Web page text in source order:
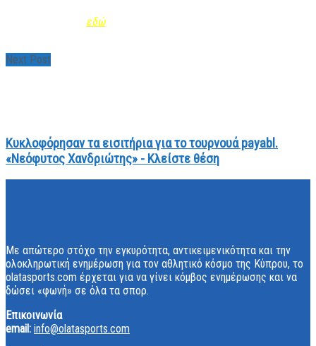
εδώ.
Next Post
Κυκλοφόρησαν τα εισιτήρια για το τουρνουά payabl.
«Νεόφυτος Χανδριώτης» - Κλείστε θέση
Με απώτερο στόχο την εγκυρότητα, αντικειμενικότητα και την
ολοκληρωτική ενημέρωση για τον αθλητικό κόσμο της Κύπρου, το
olatasports.com έρχεται για να γίνει κόμβος ενημέρωσης και να
δώσει «φωνή» σε όλα τα σπορ.
Επικοινωνία
email: info@olatasports.com